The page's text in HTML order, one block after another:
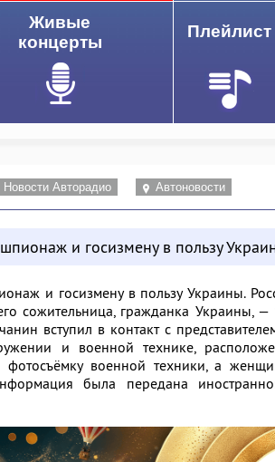
Живые
концерты
Плейлист
Новости Авторадио Автоновости
и госизмену в пользу
и госизмену в пользу Украины.
сожительница, гражданка Украины,
вступил в контакт с
и военной технике,
военной техники, а
была передана